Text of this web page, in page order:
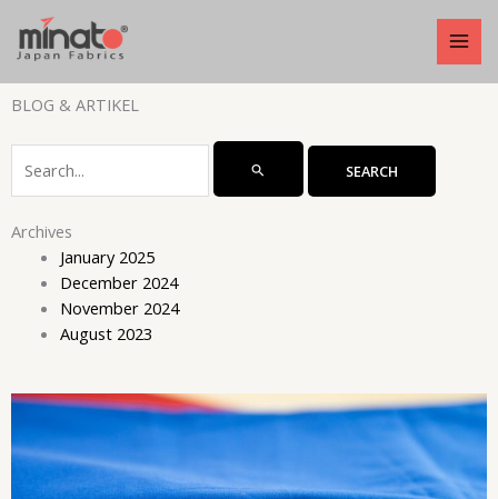
content
BLOG & ARTIKEL
Search
for:
Archives
January 2025
December 2024
November 2024
August 2023